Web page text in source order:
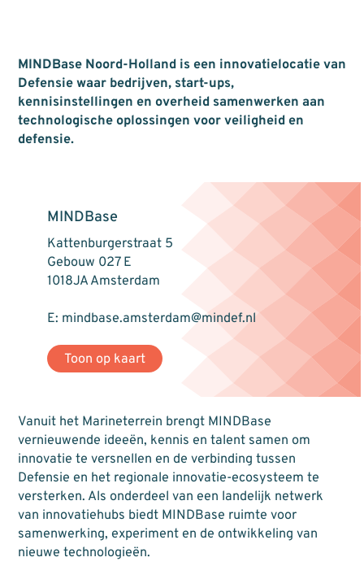
MINDBase Noord-Holland is een innovatielocatie van
Defensie waar bedrijven, start-ups,
kennisinstellingen en overheid samenwerken aan
technologische oplossingen voor veiligheid en
defensie.
MINDBase
Kattenburgerstraat 5
Gebouw 027 E
1018JA Amsterdam
E: mindbase.amsterdam@mindef.nl
Toon op kaart
Vanuit het Marineterrein brengt MINDBase
vernieuwende ideeën, kennis en talent samen om
innovatie te versnellen en de verbinding tussen
Defensie en het regionale innovatie-ecosysteem te
versterken. Als onderdeel van een landelijk netwerk
van innovatiehubs biedt MINDBase ruimte voor
samenwerking, experiment en de ontwikkeling van
nieuwe technologieën.